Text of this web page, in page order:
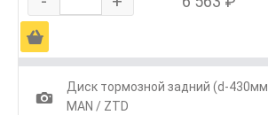
Ä
1
Диск тормозной задний (d-430мм)
MAN / ZTD